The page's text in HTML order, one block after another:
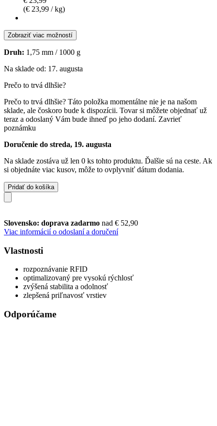
(€ 23,99 / kg)
Zobraziť viac možností
Druh: 1,75 mm / 1000 g
Na sklade od: 17. augusta
Prečo to trvá dlhšie?
Prečo to trvá dlhšie? Táto položka momentálne nie je na našom
sklade, ale čoskoro bude k dispozícii. Tovar si môžete objednať už
teraz a odoslaný Vám bude ihneď po jeho dodaní. Zavrieť
poznámku
Doručenie do streda, 19. augusta
Na sklade zostáva už len 0 ks tohto produktu. Ďalšie sú na ceste. Ak
si objednáte viac kusov, môže to ovplyvniť dátum dodania.
Pridať do košíka
Slovensko: doprava zadarmo nad € 52,90
Viac informácií o odoslaní a doručení
Vlastnosti
rozpoznávanie RFID
optimalizovaný pre vysokú rýchlosť
zvýšená stabilita a odolnosť
zlepšená priľnavosť vrstiev
Odporúčame